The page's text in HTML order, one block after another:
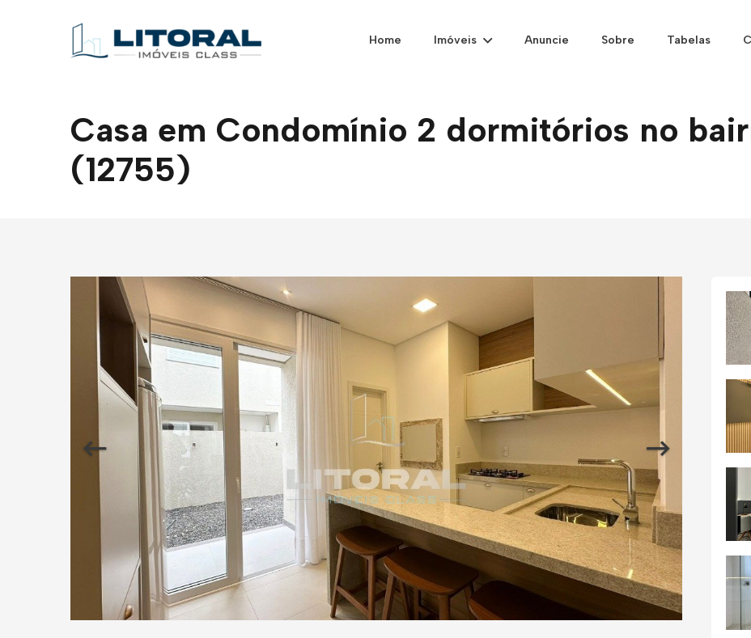
Home Imóveis Anuncie Sobre Tabelas
Casa em Condomínio 2 dormitórios no
(12755)